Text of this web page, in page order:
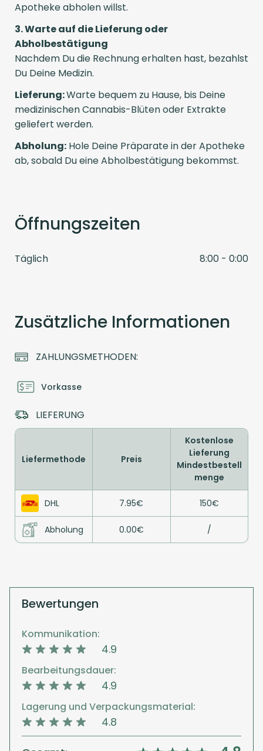
Apotheke abholen willst.
3. Warte auf die Lieferung oder
Abholbestätigung
Nachdem Du die Rechnung erhalten hast, bezahlst
Du Deine Medizin.
Lieferung:Warte bequem zu Hause, bis Deine
medizinischen Cannabis-Blüten oder Extrakte
geliefert werden.
Abholung: Hole Deine Präparate in der Apotheke
ab, sobald Du eine Abholbestätigung bekommst.
Öffnungszeiten
Täglich 8:00 - 0:00
Zusätzliche Informationen
ZAHLUNGSMETHODEN:
Vorkasse
LIEFERUNG
Liefermethode Preis
Kostenlose
Lieferung
Mindestbestell
menge
DHL 7.95€ 150€
Abholung 0.00€ /
Bewertungen
Kommunikation:
4.9
Bearbeitungsdauer:
4.9
Lagerung und Verpackungsmaterial:
4.8